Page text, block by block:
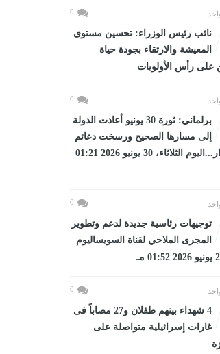
0
نائب رئيس الوزراء: تحسين مستوى
المعيشة والارتقاء بجودة حياة
على رأس الأولويات
0
برلماني: ثورة 30 يونيو أعادت الدولة
إلى مسارها الصحيح ورسخت دعائم
الاستقرار...اليوم الثلاثاء، 30 يونيو 2026 01:21
0
توجيهات رئاسية جديدة لدعم وتطوير
المجرى الملاحي لقناة السويساليوم
0
4 شهداء بينهم طفلان و27 مصاباً فى
غارات إسرائيلية متواصلة على